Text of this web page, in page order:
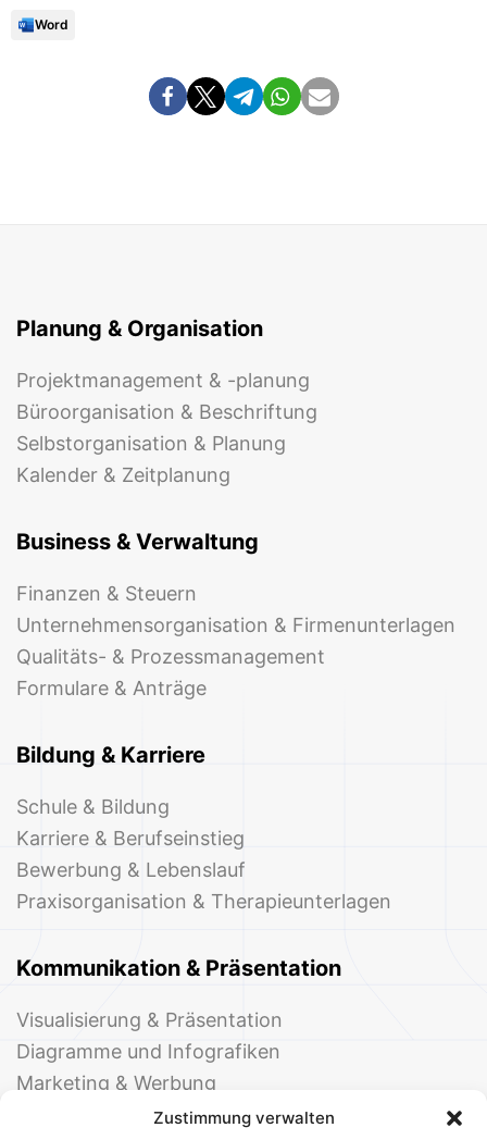
Zustimmung verwalten
Word
Planung & Organisation
Projektmanagement & -planung
Büroorganisation & Beschriftung
Selbstorganisation & Planung
Kalender & Zeitplanung
Business & Verwaltung
Finanzen & Steuern
Unternehmensorganisation & Firmenunterlagen
Qualitäts- & Prozessmanagement
Formulare & Anträge
Bildung & Karriere
Schule & Bildung
Karriere & Berufseinstieg
Bewerbung & Lebenslauf
Praxisorganisation & Therapieunterlagen
Kommunikation & Präsentation
Visualisierung & Präsentation
Diagramme und Infografiken
Marketing & Werbung
Events & Einladungen